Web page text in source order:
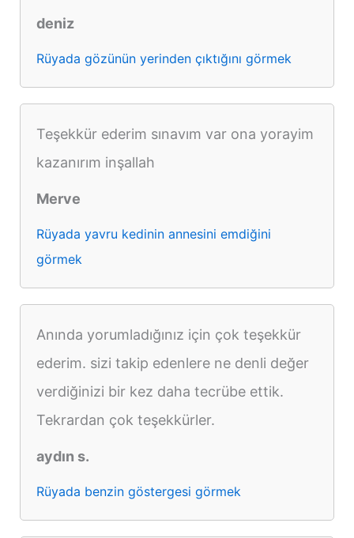
deniz
Rüyada gözünün yerinden çıktığını görmek
Teşekkür ederim sınavım var ona yorayim
kazanırım inşallah
Merve
Rüyada yavru kedinin annesini emdiğini
görmek
Anında yorumladığınız için çok teşekkür
ederim. sizi takip edenlere ne denli değer
verdiğinizi bir kez daha tecrübe ettik.
Tekrardan çok teşekkürler.
aydın s.
Rüyada benzin göstergesi görmek